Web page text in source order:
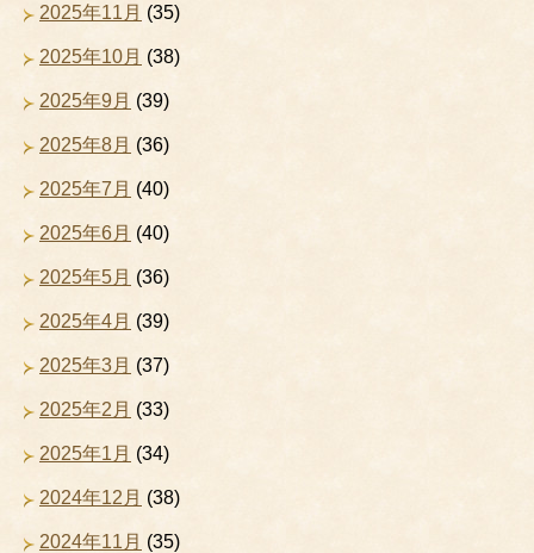
2025年11月 (35)
2025年10月 (38)
2025年9月 (39)
2025年8月 (36)
2025年7月 (40)
2025年6月 (40)
2025年5月 (36)
2025年4月 (39)
2025年3月 (37)
2025年2月 (33)
2025年1月 (34)
2024年12月 (38)
2024年11月 (35)